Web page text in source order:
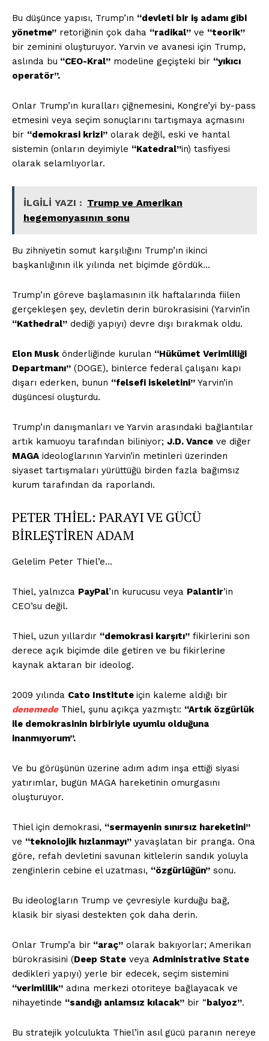
Bu düşünce yapısı, Trump’ın “devleti bir iş adamı gibi
yönetme” retoriğinin çok daha “radikal” ve “teorik”
bir zeminini oluşturuyor. Yarvin ve avanesi için Trump,
aslında bu “CEO-Kral” modeline geçişteki bir “yıkıcı
operatör”.
Onlar Trump’ın kuralları çiğnemesini, Kongre’yi by-pass
etmesini veya seçim sonuçlarını tartışmaya açmasını
bir “demokrasi krizi” olarak değil, eski ve hantal
sistemin (onların deyimiyle “Katedral”in) tasfiyesi
olarak selamlıyorlar.
İLGİLİ YAZI : Trump ve Amerikan
hegemonyasının sonu
Bu zihniyetin somut karşılığını Trump’ın ikinci
başkanlığının ilk yılında net biçimde gördük…
Trump’ın göreve başlamasının ilk haftalarında fiilen
gerçekleşen şey, devletin derin bürokrasisini (Yarvin’in
“Kathedral” dediği yapıyı) devre dışı bırakmak oldu.
Elon Muskönderliğinde kurulan “Hükümet Verimliliği
Departmanı” (DOGE), binlerce federal çalışanı kapı
dışarı ederken, bunun “felsefi iskeletini” Yarvin’in
düşüncesi oluşturdu.
Trump’ın danışmanları ve Yarvin arasındaki bağlantılar
artık kamuoyu tarafından biliniyor; J.D. Vance ve diğer
MAGA ideologlarının Yarvin’in metinleri üzerinden
siyaset tartışmaları yürüttüğü birden fazla bağımsız
kurum tarafından da raporlandı.
PETER THİEL: PARAYI VE GÜCÜ
BİRLEŞTİREN ADAM
Gelelim Peter Thiel’e…
Thiel, yalnızca PayPal’ın kurucusu veya Palantir’in
CEO’su değil.
Thiel, uzun yıllardır “demokrasi karşıtı” fikirlerini son
derece açık biçimde dile getiren ve bu fikirlerine
kaynak aktaran bir ideolog.
2009 yılında Cato Institute için kaleme aldığı bir
denemedeThiel, şunu açıkça yazmıştı: “Artık özgürlük
ile demokrasinin birbiriyle uyumlu olduğuna
inanmıyorum”.
Ve bu görüşünün üzerine adım adım inşa ettiği siyasi
yatırımlar, bugün MAGA hareketinin omurgasını
oluşturuyor.
Thiel için demokrasi, “sermayenin sınırsız hareketini”
ve “teknolojik hızlanmayı” yavaşlatan bir pranga. Ona
göre, refah devletini savunan kitlelerin sandık yoluyla
zenginlerin cebine el uzatması, “özgürlüğün” sonu.
Bu ideologların Trump ve çevresiyle kurduğu bağ,
klasik bir siyasi destekten çok daha derin.
Onlar Trump’a bir “araç” olarak bakıyorlar; Amerikan
bürokrasisini (Deep State veya Administrative State
dedikleri yapıyı) yerle bir edecek, seçim sistemini
“verimlilik” adına merkezi otoriteye bağlayacak ve
nihayetinde “sandığı anlamsız kılacak” bir “balyoz”.
Bu stratejik yolculukta Thiel’in asıl gücü paranın nereye